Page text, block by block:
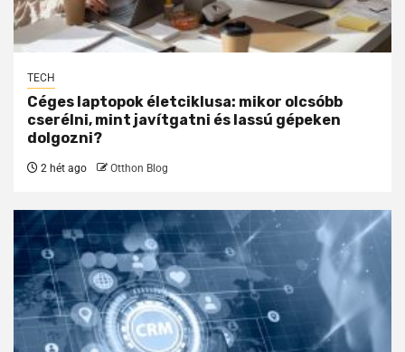
TECH
Céges laptopok életciklusa: mikor olcsóbb
cserélni, mint javítgatni és lassú gépeken
dolgozni?
2 hét ago Otthon Blog